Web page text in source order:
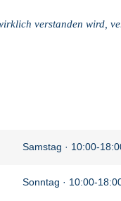
verstanden wird,
Samstag · 10:00-
Sonntag · 10:00-